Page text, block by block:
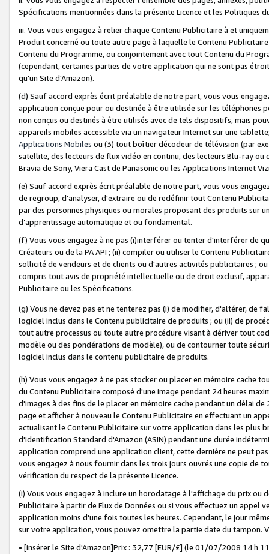
Spécifications mentionnées dans la présente Licence et les Politiques
iii. Vous vous engagez à relier chaque Contenu Publicitaire à et
Produit concerné ou toute autre page à laquelle le Contenu
Contenu du Programme, ou conjointement avec tout Contenu du
(cependant, certaines parties de votre application qui ne sont pas
qu'un Site d'Amazon).
(d) Sauf accord exprès écrit préalable de notre part, vous vous
application conçue pour ou destinée à être utilisée sur les téléphones
non conçus ou destinés à être utilisés avec de tels dispositifs, mais
appareils mobiles accessible via un navigateur Internet sur une
Applications Mobiles ou (3) tout boîtier décodeur de télévision (par
satellite, des lecteurs de flux vidéo en continu, des lecteurs Blu-ray
Bravia de Sony, Viera Cast de Panasonic ou les Applications Internet
(e) Sauf accord exprès écrit préalable de notre part, vous vous
de regroup, d'analyser, d'extraire ou de redéfinir tout Contenu
par des personnes physiques ou morales proposant des produits sur
d’apprentissage automatique et ou fondamental.
(f) Vous vous engagez à ne pas (i)interférer ou tenter d'interférer de
Créateurs ou de la PA API ; (ii) compiler ou utiliser le Contenu
sollicité de vendeurs et de clients ou d'autres activités publicitaires ;
compris tout avis de propriété intellectuelle ou de droit exclusif,
Publicitaire ou les Spécifications.
(g) Vous ne devez pas et ne tenterez pas (i) de modifier, d'altérer, de
logiciel inclus dans le Contenu publicitaire de produits ; ou (ii) de
tout autre processus ou toute autre procédure visant à dériver tout
modèle ou des pondérations de modèle), ou de contourner toute
logiciel inclus dans le contenu publicitaire de produits.
(h) Vous vous engagez à ne pas stocker ou placer en mémoire cache
du Contenu Publicitaire composé d'une image pendant 24 heures
d'images à des fins de le placer en mémoire cache pendant un délai
page et afficher à nouveau le Contenu Publicitaire en effectuant un
actualisant le Contenu Publicitaire sur votre application dans les plus
d'Identification Standard d'Amazon (ASIN) pendant une durée
application comprend une application client, cette dernière ne peut
vous engagez à nous fournir dans les trois jours ouvrés une copie de
vérification du respect de la présente Licence.
(i) Vous vous engagez à inclure un horodatage à l'affichage du prix
Publicitaire à partir de Flux de Données ou si vous effectuez un appel
application moins d'une fois toutes les heures. Cependant, le jour
sur votre application, vous pouvez omettre la partie date du tampon.
• [insérer le Site d'Amazon]Prix : 32,77 [EUR/£] (le 01/07/2008 14 h